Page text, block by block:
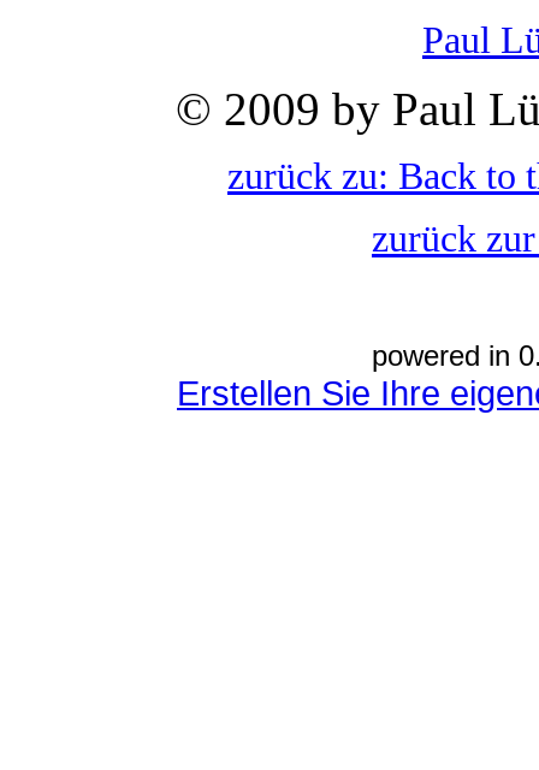
Paul
© 2009 by Paul
zurück zu: Back to
zurück
powered in
Erstellen Sie Ihre